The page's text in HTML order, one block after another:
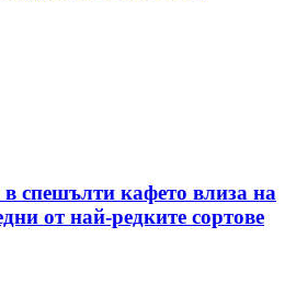
спешълти кафето влиза на
от най-редките сортове